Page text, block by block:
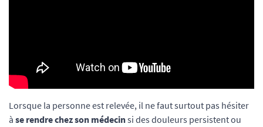
Lorsque la personne est relevée, il ne faut surtout pas hésiter
à se rendre chez son médecinsi des douleurs persistent ou